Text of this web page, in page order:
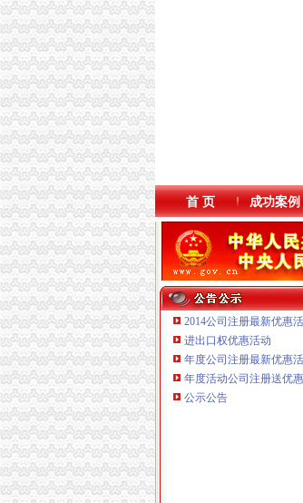
首 页 成功案例
2014公司注册最新优惠
进出口权优惠活动
年度公司注册最新优惠
年度活动公司注册送优惠
公示公告
重庆奕欣锦诚商贸有限公
重庆市罗云科技有限公司